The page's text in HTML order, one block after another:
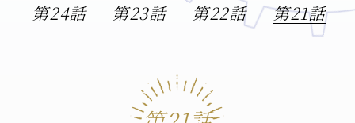
第24話 第23話 第22話 第21話